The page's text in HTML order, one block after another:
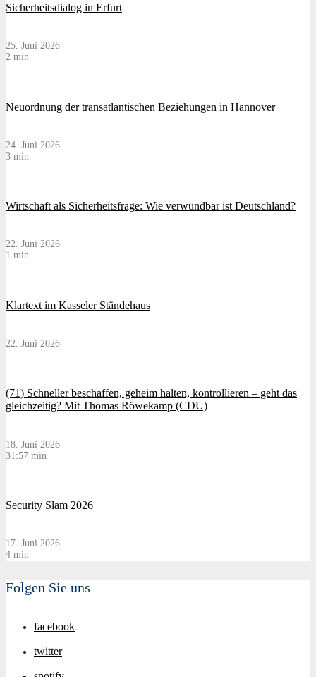
Sicherheitsdialog in Erfurt
25. Juni 2026
2 min
Neuordnung der transatlantischen Beziehungen in Hannover
24. Juni 2026
3 min
Wirtschaft als Sicherheitsfrage: Wie verwundbar ist Deutschland?
22. Juni 2026
1 min
Klartext im Kasseler Ständehaus
22. Juni 2026
(71) Schneller beschaffen, geheim halten, kontrollieren – geht das
gleichzeitig? Mit Thomas Röwekamp (CDU)
18. Juni 2026
31:57 min
Security Slam 2026
17. Juni 2026
4 min
Folgen Sie uns
facebook
twitter